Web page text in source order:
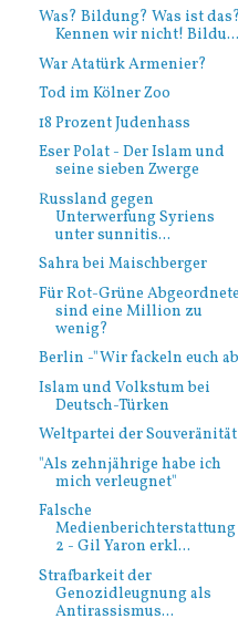
Was? Bildung? Was ist das?
Kennen wir nicht! Bildu...
War Atatürk Armenier?
Tod im Kölner Zoo
18 Prozent Judenhass
Eser Polat - Der Islam und
seine sieben Zwerge
Russland gegen
Unterwerfung Syriens
unter sunnitis...
Sahra bei Maischberger
Für Rot-Grüne Abgeordnete
sind eine Million zu
wenig?
Berlin -"Wir fackeln euch
Islam und Volkstum bei
Deutsch-Türken
Weltpartei der Souveränität
"Als zehnjährige habe ich
mich verleugnet"
Falsche
Medienberichterstattung
2 - Gil Yaron erkl...
Strafbarkeit der
Genozidleugnung als
Antirassismus...